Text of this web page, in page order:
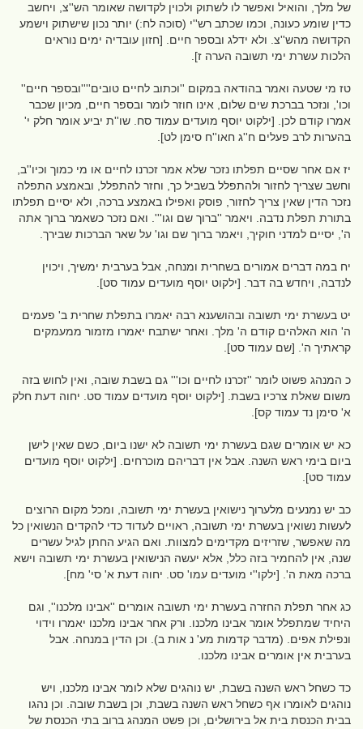
של מלך, והואיל ואפשר לו לשתוק ולכוין לקדושה שאומר הש''צ, ויחשב
כדין שומע כעונה, וכמו שכתב רש''י (סוכה לח:) יותר נכון שישתוק וישמע
הקדושה מהש''צ. ולא ידלג ובספר חיים. [חזון עובדיה ימים נוראים
הלכות עשרת ימי תשובה הערה ז].
טז מי שטעה ואמר בהודאה במקום ''וכתוב לחיים טובים''''ובספר חיים''
וכו', ונזכר בברכת שים שלום, אינו חוזר לומר ובספר חיים, מכיון שכבר
אמרו קודם לכן. [ילקוט יוסף מועדים עמוד סח. שו''ת יביע אומר חלק י'
בהערות לרב פעלים ח''ג חאו''ח סימן לט].
יז אם אחר שסיים תפלתו נזכר שלא אמר זכרנו לחיים או מי כמוך וכיו''ב,
וחשב שצריך לחזור ולהתפלל בשביל כך, וחזר להתפלל, ובאמצע התפלה
נזכר הדין שאין צריך לחזור, פוסק ואפילו באמצע ברכה, ולא יסיים תפלתו
בתורת תפלת נדבה. ויאמר ''ברוך שם וגו'''. ואם נזכר כשאמר ברוך אתה
ה', יסיים למדני חוקיך, ויאמר ברוך שם וגו' על שאר הברכות שבירך.
יח במה דברים אמורים בשחרית ומנחה, אבל בערבית ימשיך, ויכוין
לנדבה, ויחדש בה דבר. [ילקוט יוסף מועדים עמוד סט].
יט בעשרת ימי תשובה ובהושענא רבה יאמרו בתפלת שחרית ב' פעמים
ה' הוא האלהים קודם ה' מלך. ואחר ישתבח יאמרו מזמור ממעמקים
קראתיך ה'. [שם עמוד סט].
כ המנהג פשוט לומר ''זכרנו לחיים וכו''' גם בשבת שובה, ואין לחוש בזה
משום שאלת צרכיו בשבת. [ילקוט יוסף מועדים עמוד סט. יחוה דעת חלק
א' סימן נד עמוד קס].
כא יש אומרים שגם בעשרת ימי תשובה לא ישנו ביום, כשם שאין לישן
ביום בימי ראש השנה. אבל אין דבריהם מוכרחים. [ילקוט יוסף מועדים
עמוד סט].
כב יש נמנעים מלערוך נישואין בעשרת ימי תשובה, ומכל מקום הרוצים
לעשות נשואין בעשרת ימי תשובה, ראויים לעדוד כדי להקדים הנשואין כל
מה שאפשר, שזריזים מקדימים למצוות. ואם הגיע החתן לגיל עשרים
שנה, אין להחמיר בזה כלל, אלא יעשה הנישואין בעשרת ימי תשובה וישא
ברכה מאת ה'. [ילקו''י מועדים עמו' סט. יחוה דעת א' סי' מח].
כג אחר תפלת החזרה בעשרת ימי תשובה אומרים ''אבינו מלכנו'', וגם
היחיד שמתפלל אומר אבינו מלכנו. ורק אחר אבינו מלכנו יאמרו וידוי
ונפילת אפים. (מדבר קדמות מע' נ אות ב). וכן הדין במנחה. אבל
בערבית אין אומרים אבינו מלכנו.
כד כשחל ראש השנה בשבת, יש נוהגים שלא לומר אבינו מלכנו, ויש
נוהגים לאומרו אף כשחל ראש השנה בשבת, וכן בשבת שובה. וכן נהגו
בבית הכנסת בית אל בירושלים, וכן פשט המנהג ברוב בתי הכנסת של